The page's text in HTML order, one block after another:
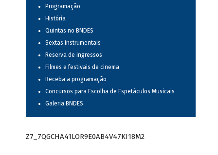
Programação
História
Quintas no BNDES
Sextas instrumentais
Reserva de ingressos
Filmes e festivais de cinema
Receba a programação
Concursos para Escolha de Espetáculos Musicais
Galeria BNDES
Z7_7QGCHA41LOR9E0AB4V47KI18M2